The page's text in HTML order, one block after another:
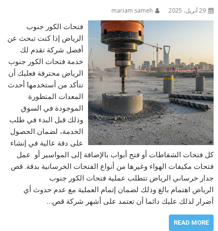
29 أبريل، 2025 mariam sameh
فتحات الكور جنوب
الرياض إذا كنت تبحث عن
أفضل شركة تقدم لك
خدمة فتحات الكور جنوب
الرياض محترفة فعليك أن
تتأكد من أستخدمها أحدث
المعدات المتطورة
الموجودة في السوق
وذلك قبل البدء في طلب
الخدمة، لضمان الحصول
على دقة عالية في إنشاء
كل فتحات الشفاطات أو فتح أبواب بالإضافة إلى المواسير أو عمل
فتحات مكيفات الهواء وغيرها من أنواع الفتحات الخرسانية بدقة. قص
جدار خرساني الرياض تتطلب عملية فتحات الكور جنوب
الرياض اهتمام بالغ وذلك لضمان إتمام العملية مع عدم حدوث أي
أضرار لذلك عليك دائما أن تعتمد على أشهر شركة قص…
READ MORE